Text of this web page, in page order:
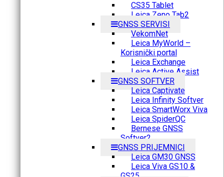
CS35 Tablet
Leica Zeno Tab2
GNSS SERVISI
VekomNet
Leica MyWorld –
Korisnički portal
Leica Exchange
Leica Active Assist
GNSS SOFTVER
Leica Captivate
Leica Infinity Softver
Leica SmartWorx Viva
Leica SpiderQC
Bernese GNSS
Softver2
GNSS PRIJEMNICI
Leica GM30 GNSS
Leica Viva GS10 &